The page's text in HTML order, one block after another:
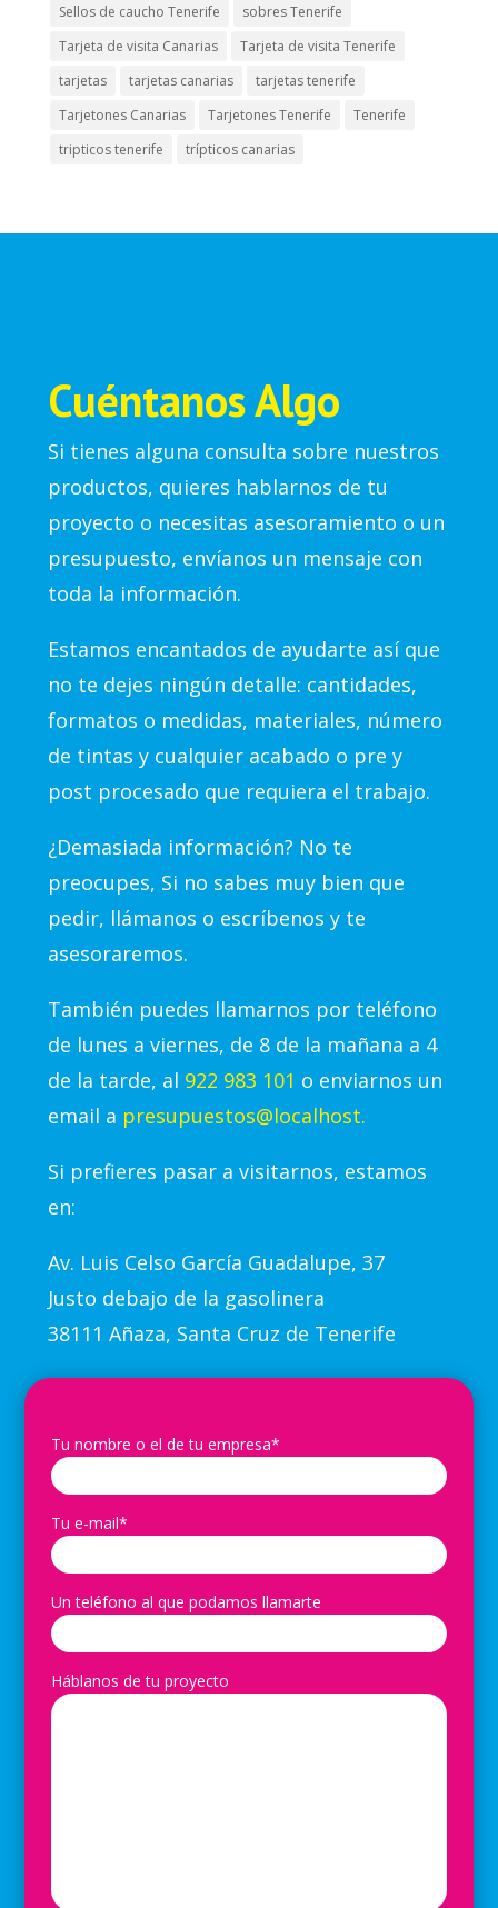
Sellos de caucho Tenerife
sobres Tenerife
Tarjeta de visita Canarias
Tarjeta de visita Tenerife
tarjetas
tarjetas canarias
tarjetas tenerife
Tarjetones Canarias
Tarjetones Tenerife
Tenerife
tripticos tenerife
trípticos canarias
Cuéntanos Algo
Si tienes alguna consulta sobre nuestros
productos, quieres hablarnos de tu
proyecto o necesitas asesoramiento o un
presupuesto, envíanos un mensaje con
toda la información.
Estamos encantados de ayudarte así que
no te dejes ningún detalle: cantidades,
formatos o medidas, materiales, número
de tintas y cualquier acabado o pre y
post procesado que requiera el trabajo.
¿Demasiada información? No te
preocupes, Si no sabes muy bien que
pedir, llámanos o escríbenos y te
asesoraremos.
También puedes llamarnos por teléfono
de lunes a viernes, de 8 de la mañana a 4
de la tarde, al 922 983 101 o enviarnos un
email a presupuestos@localhost.
Si prefieres pasar a visitarnos, estamos
en:
Av. Luis Celso García Guadalupe, 37
Justo debajo de la gasolinera
38111 Añaza, Santa Cruz de Tenerife
Tu nombre o el de tu empresa*
Tu e-mail*
Un teléfono al que podamos llamarte
Háblanos de tu proyecto